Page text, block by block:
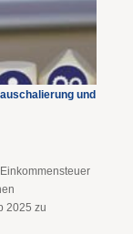
und
2025 zu